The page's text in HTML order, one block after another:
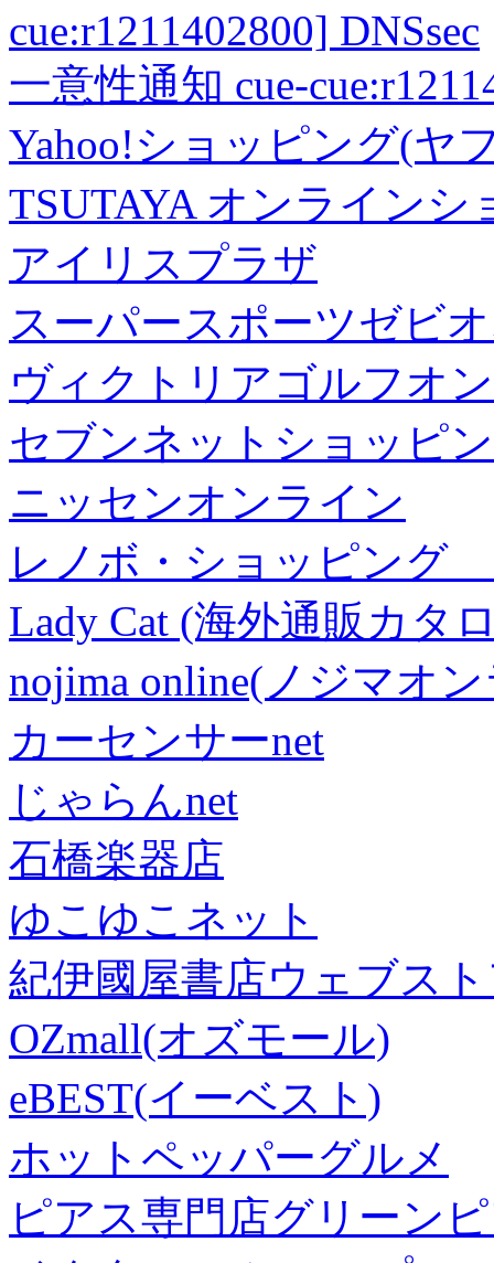
cue:r1211402800] DNSsec
一意性通知 cue-
Yahoo!ショッピング(ヤ
TSUTAYA オンラインシ
アイリスプラザ
スーパースポーツゼビ
ヴィクトリアゴルフオ
セブンネットショッピ
ニッセンオンライン
レノボ・ショッピング
Lady Cat (海外通販カタ
nojima online(ノジマオ
カーセンサーnet
じゃらんnet
石橋楽器店
ゆこゆこネット
紀伊國屋書店ウェブス
OZmall(オズモール)
eBEST(イーベスト)
ホットペッパーグルメ
ピアス専門店グリーン